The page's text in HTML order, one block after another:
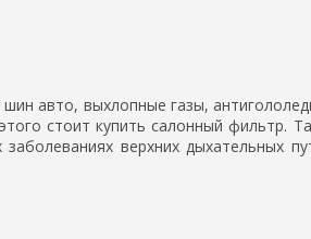
авто, выхлопные газы,
стоит купить салонный фильтр.
верхних дыхательных